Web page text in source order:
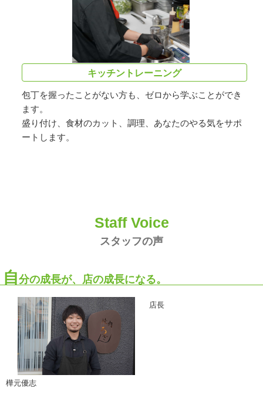
キッチントレーニング
包丁を握ったことがない方も、ゼロから学ぶことができ
ます。
盛り付け、食材のカット、調理、あなたのやる気をサポ
ートします。
Staff Voice
スタッフの声
自分の成長が、店の成長になる。
店長
樺元優志